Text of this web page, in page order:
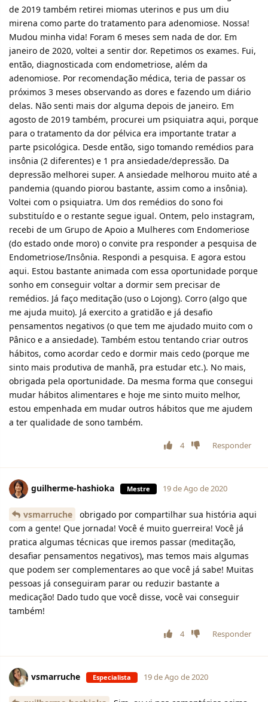
de 2019 também retirei miomas uterinos e pus um diu
mirena como parte do tratamento para adenomiose. Nossa!
Mudou minha vida! Foram 6 meses sem nada de dor. Em
janeiro de 2020, voltei a sentir dor. Repetimos os exames. Fui,
então, diagnosticada com endometriose, além da
adenomiose. Por recomendação médica, teria de passar os
próximos 3 meses observando as dores e fazendo um diário
delas. Não senti mais dor alguma depois de janeiro. Em
agosto de 2019 também, procurei um psiquiatra aqui, porque
para o tratamento da dor pélvica era importante tratar a
parte psicológica. Desde então, sigo tomando remédios para
insônia (2 diferentes) e 1 pra ansiedade/depressão. Da
depressão melhorei super. A ansiedade melhorou muito até a
pandemia (quando piorou bastante, assim como a insônia).
Voltei com o psiquiatra. Um dos remédios do sono foi
substituído e o restante segue igual. Ontem, pelo instagram,
recebi de um Grupo de Apoio a Mulheres com Endomeriose
(do estado onde moro) o convite pra responder a pesquisa de
Endometriose/Insônia. Respondi a pesquisa. E agora estou
aqui. Estou bastante animada com essa oportunidade porque
sonho em conseguir voltar a dormir sem precisar de
remédios. Já faço meditação (uso o Lojong). Corro (algo que
me ajuda muito). Já exercito a gratidão e já desafio
pensamentos negativos (o que tem me ajudado muito com o
Pânico e a ansiedade). Também estou tentando criar outros
hábitos, como acordar cedo e dormir mais cedo (porque me
sinto mais produtiva de manhã, pra estudar etc.). No mais,
obrigada pela oportunidade. Da mesma forma que consegui
mudar hábitos alimentares e hoje me sinto muito melhor,
estou empenhada em mudar outros hábitos que me ajudem
a ter qualidade de sono também.
4 Responder
guilherme-hashioka Mestre 19 de Ago de 2020
vsmarruche
obrigado por compartilhar sua história aqui
com a gente! Que jornada! Você é muito guerreira! Você já
pratica algumas técnicas que iremos passar (meditação,
desafiar pensamentos negativos), mas temos mais algumas
que podem ser complementares ao que você já sabe! Muitas
pessoas já conseguiram parar ou reduzir bastante a
medicação! Dado tudo que você disse, você vai conseguir
também!
4 Responder
vsmarruche Especialista 19 de Ago de 2020